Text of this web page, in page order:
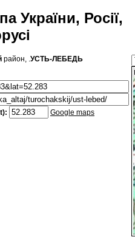
України, Росії,
район, .УСТЬ-ЛЕБЕДЬ
Google maps